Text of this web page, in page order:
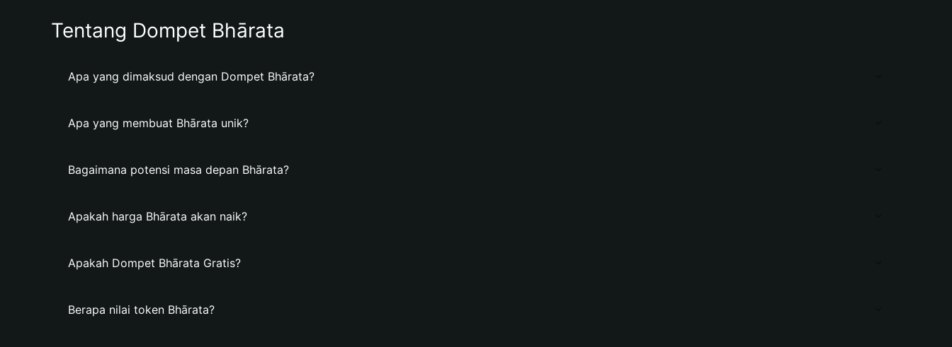
Tentang Dompet Bhārata
Apa yang dimaksud dengan Dompet Bhārata?
Apa yang membuat Bhārata unik?
Bagaimana potensi masa depan Bhārata?
Apakah harga Bhārata akan naik?
Apakah Dompet Bhārata Gratis?
Berapa nilai token Bhārata?